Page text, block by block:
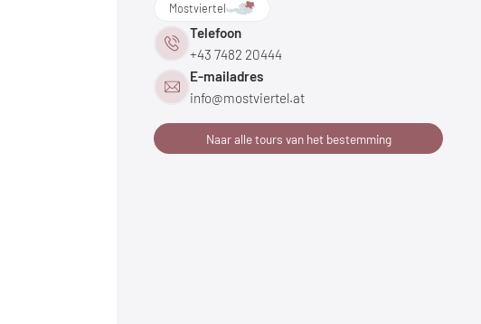
Mostviertel
Telefoon
+43 7482 20444
E-mailadres
info@mostviertel.at
Naar alle tours van het bestemming